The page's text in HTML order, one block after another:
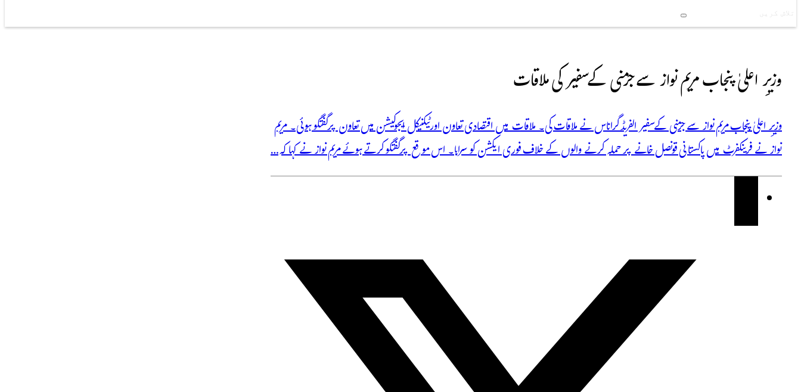
Search
وزیرِ اعلیٰ پنجاب مریم نواز سے جرمنی کے سفیر کی ملاقات
وزیرِ اعلیٰ پنجاب مریم نواز سے جرمنی کے سفیر الفریڈ گراناس نے ملاقات کی۔ ملاقات میں اقتصادی تعاون اور ٹیکنیکل ایجوکیشن میں تعاون پر گفتگو ہوئی۔ مریم
نواز نے فرینکفرٹ میں پاکستانی قونصل خانے پر حملہ کرنے والوں کے خلاف فوری ایکشن کو سراہا۔ اس موقع پر گفتگو کرتے ہوئے مریم نواز نے کہا کہ…